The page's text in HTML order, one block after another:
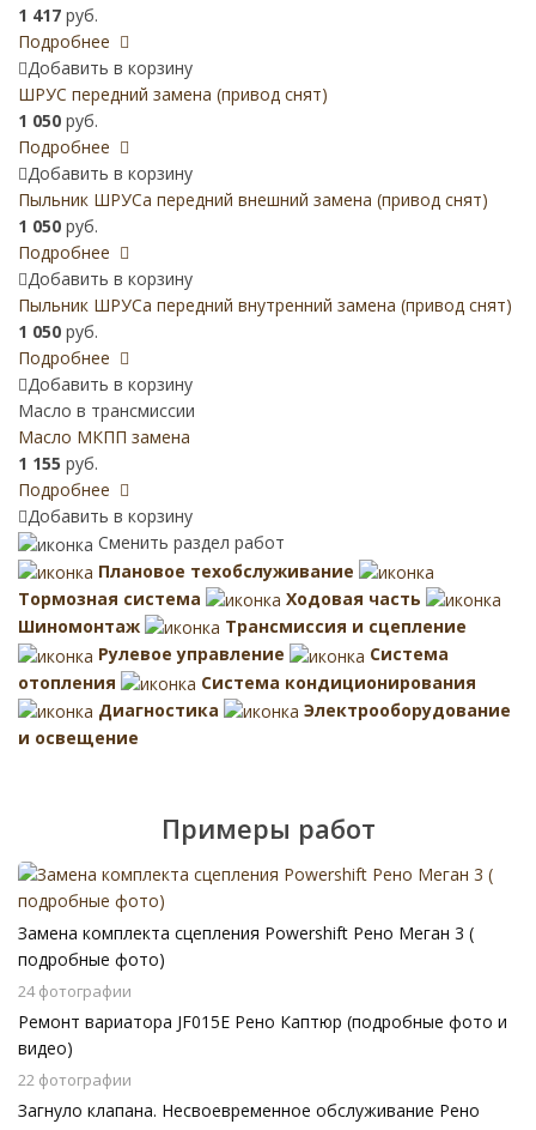
1 417 руб.
Подробнее
Добавить в корзину
ШРУС передний замена (привод снят)
1 050 руб.
Подробнее
Добавить в корзину
Пыльник ШРУСа передний внешний замена (привод снят)
1 050 руб.
Подробнее
Добавить в корзину
Пыльник ШРУСа передний внутренний замена (привод снят)
1 050 руб.
Подробнее
Добавить в корзину
Масло в трансмиссии
Масло МКПП замена
1 155 руб.
Подробнее
Добавить в корзину
Сменить раздел работ
Плановое техобслуживание
Тормозная система
Ходовая часть
Шиномонтаж
Трансмиссия и сцепление
Рулевое управление
Система
отопления
Система кондиционирования
Диагностика
Электрооборудование
и освещение
Примеры работ
Замена комплекта сцепления Powershift Рено Меган 3 (
подробные фото)
24 фотографии
Ремонт вариатора JF015E Рено Каптюр (подробные фото и
видео)
22 фотографии
Загнуло клапана. Несвоевременное обслуживание Рено